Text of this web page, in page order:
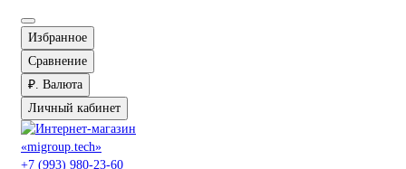
Избранное
Сравнение
₽. Валюта
Личный кабинет
+7 (993) 980-23-60